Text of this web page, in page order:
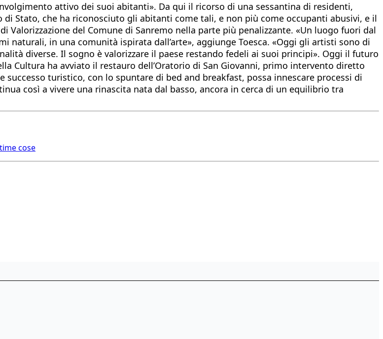
attivo dei suoi abitanti». Da qui il ricorso di una sessantina di residenti,
Stato, che ha riconosciuto gli abitanti come tali, e non più come occupanti abusivi, e il
del Comune di Sanremo nella parte più penalizzante. «Un luogo fuori dal
in una comunità ispirata dall’arte», aggiunge Toesca. «Oggi gli artisti sono di
diverse. Il sogno è valorizzare il paese restando fedeli ai suoi principi». Oggi il futuro
Cultura ha avviato il restauro dell’Oratorio di San Giovanni, primo intervento diretto
successo turistico, con lo spuntare di bed and breakfast, possa innescare processi di
così a vivere una rinascita nata dal basso, ancora in cerca di un equilibrio tra
cose